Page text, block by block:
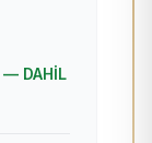
DAHİL